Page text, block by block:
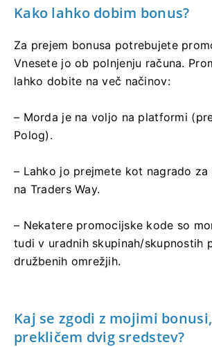
Kako lahko dobim bonus?
Za prejem bonusa potrebujete
Vnesete jo ob polnjenju računa.
lahko dobite na več načinov:
– Morda je na voljo na platformi
Polog).
– Lahko jo prejmete kot nagrado za
na Traders Way.
– Nekatere promocijske kode so
tudi v uradnih skupinah/skupnostih
družbenih omrežjih.
Kaj se zgodi z mojimi
prekličem dvig sredstev?